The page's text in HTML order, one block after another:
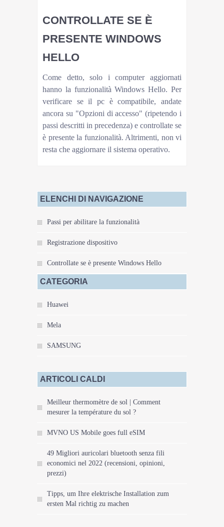
CONTROLLATE SE È
PRESENTE WINDOWS
HELLO
Come detto, solo i computer aggiornati
hanno la funzionalità Windows Hello. Per
verificare se il pc è compatibile, andate
ancora su "Opzioni di accesso" (ripetendo i
passi descritti in precedenza) e controllate se
è presente la funzionalità. Altrimenti, non vi
resta che aggiornare il sistema operativo.
ELENCHI DI NAVIGAZIONE
Passi per abilitare la funzionalità
Registrazione dispositivo
Controllate se è presente Windows Hello
CATEGORIA
Huawei
Mela
SAMSUNG
ARTICOLI CALDI
Meilleur thermomètre de sol | Comment
mesurer la température du sol ?
MVNO US Mobile goes full eSIM
49 Migliori auricolari bluetooth senza fili
economici nel 2022 (recensioni, opinioni,
prezzi)
Tipps, um Ihre elektrische Installation zum
ersten Mal richtig zu machen